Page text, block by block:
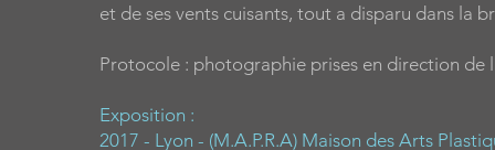
et de ses vents cuisants, tout a disparu dans la
Protocole : photographie prises en direction
Exposition :
2017 - Lyon - (M.A.P.R.A) Maison des Arts